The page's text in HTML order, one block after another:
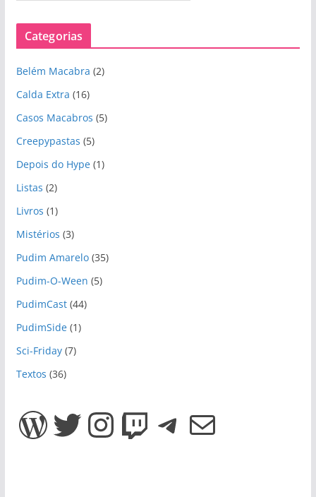
q
v
o
s
Categorias
Belém Macabra (2)
Calda Extra (16)
Casos Macabros (5)
Creepypastas (5)
Depois do Hype(1)
Listas (2)
Livros (1)
Mistérios (3)
Pudim Amarelo(35)
Pudim-O-Ween (5)
PudimCast(44)
PudimSide(1)
Sci-Friday(7)
Textos (36)
WordPress Twitter InstagramTwitch Telegram E-mail